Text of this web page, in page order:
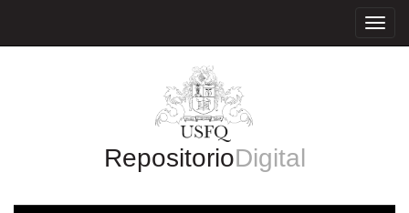
RepositorioDigital